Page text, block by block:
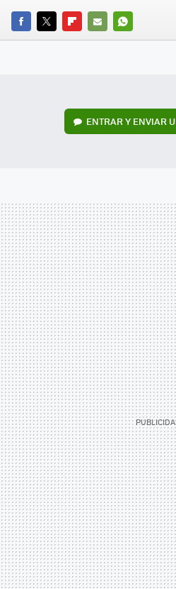
FACEBOOK
TWITTERFLIPBOARD
E-
WHATSAPP
ENTRAR Y ENVIAR